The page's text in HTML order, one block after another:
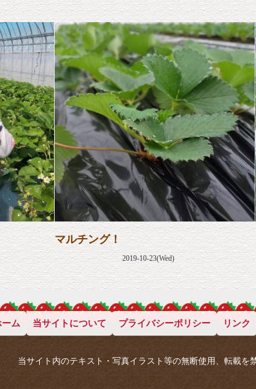
マルチング！
2019-10-23(Wed)
ーム 当サイトについて プライバシーポリシー リンク
当サイト内のテキスト・写真イラスト等の無断使用、転載を